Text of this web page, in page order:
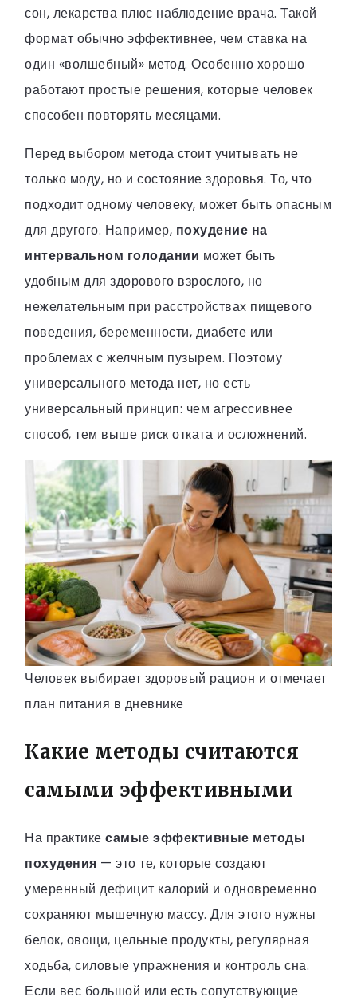
сон, лекарства плюс наблюдение врача. Такой
формат обычно эффективнее, чем ставка на
один «волшебный» метод. Особенно хорошо
работают простые решения, которые человек
способен повторять месяцами.
Перед выбором метода стоит учитывать не
только моду, но и состояние здоровья. То, что
подходит одному человеку, может быть опасным
для другого. Например, похудение на
интервальном голодании может быть
удобным для здорового взрослого, но
нежелательным при расстройствах пищевого
поведения, беременности, диабете или
проблемах с желчным пузырем. Поэтому
универсального метода нет, но есть
универсальный принцип: чем агрессивнее
способ, тем выше риск отката и осложнений.
Человек выбирает здоровый рацион и отмечает
план питания в дневнике
Какие методы считаются
самыми эффективными
На практике самые эффективные методы
похудения — это те, которые создают
умеренный дефицит калорий и одновременно
сохраняют мышечную массу. Для этого нужны
белок, овощи, цельные продукты, регулярная
ходьба, силовые упражнения и контроль сна.
Если вес большой или есть сопутствующие